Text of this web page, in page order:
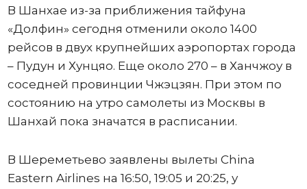
В Шанхае из-за приближения тайфуна
«Долфин» сегодня отменили около 1400
рейсов в двух крупнейших аэропортах города
– Пудун и Хунцяо. Еще около 270 – в Ханчжоу в
соседней провинции Чжэцзян. При этом по
состоянию на утро самолеты из Москвы в
Шанхай пока значатся в расписании.
В Шереметьево заявлены вылеты China
Eastern Airlines на 16:50, 19:05 и 20:25, у